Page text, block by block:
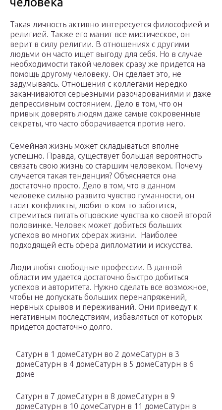
Такая личность активно интересуется философией и
религией. Также его манит все мистическое, он
верит в силу религии. В отношениях с другими
людьми он часто ищет выгоду для себя. Но в случае
необходимости такой человек сразу же придется на
помощь другому человеку. Он сделает это, не
задумываясь. Отношения с коллегами нередко
заканчиваются серьезными разочарованиями и даже
депрессивным состоянием. Дело в том, что он
привык доверять людям даже самые сокровенные
секреты, что часто оборачивается против него.
Семейная жизнь может складываться вполне
успешно. Правда, существует большая вероятность
связать свою жизнь со старшим человеком. Почему
случается такая тенденция? Объясняется она
достаточно просто. Дело в том, что в данном
человеке сильно развито чувство гуманности, он
гасит конфликты, любит о ком-то заботится,
стремиться питать отцовские чувства ко своей второй
половинке. Человек может добиться больших
успехов во многих сферах жизни. Наиболее
подходящей есть сфера дипломатии и искусства.
Люди любят свободные профессии. В данной
области им удается достаточно быстро добиться
успехов и авторитета. Нужно сделать все возможное,
чтобы не допускать больших перенапряжений,
нервных срывов и переживаний. Они приведут к
негативным последствиям, избавляться от которых
придется достаточно долго.
Сатурн в 1 домеСатурн во 2 домеСатурн в 3
домеСатурн в 4 домеСатурн в 5 домеСатурн в 6
доме
Сатурн в 7 домеСатурн в 8 домеСатурн в 9
домеСатурн в 10 домеСатурн в 11 домеСатурн в